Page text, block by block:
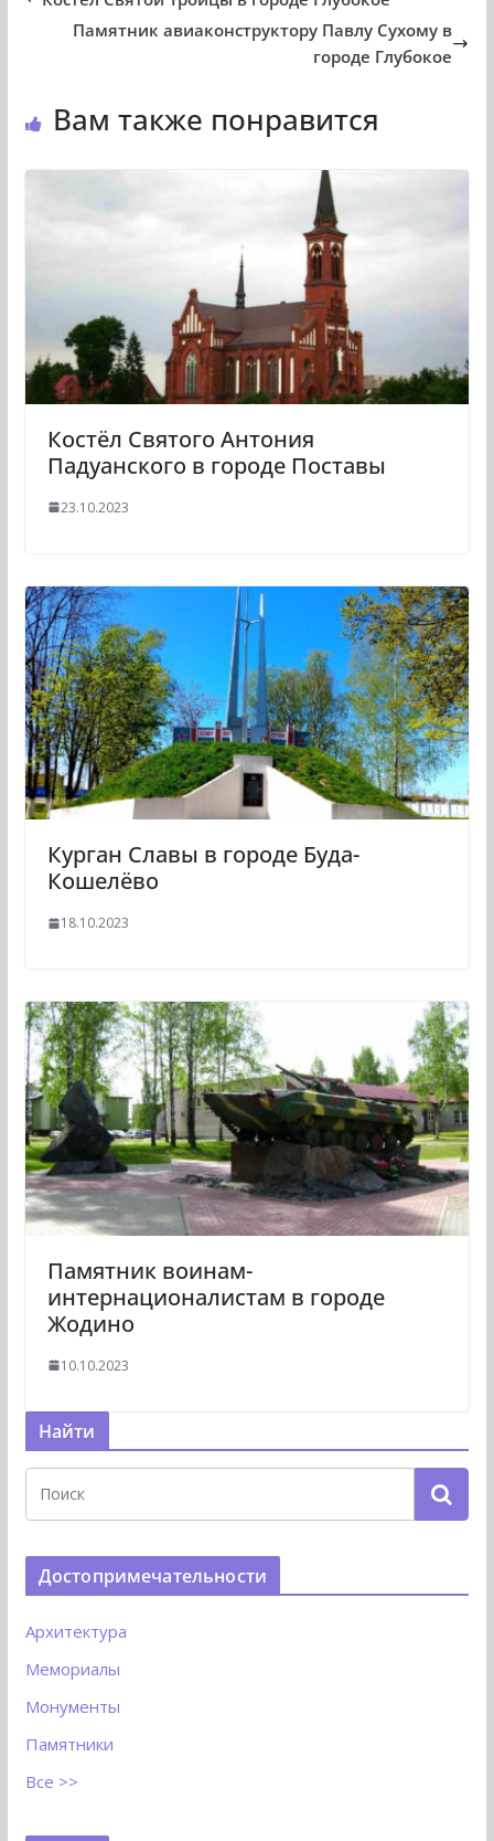
Памятник авиаконструктору Павлу Сухому в
городе Глубокое
Вам также понравится
Костёл Святого Антония
Падуанского в городе Поставы
23.10.2023
Курган Славы в городе Буда-
Кошелёво
18.10.2023
Памятник воинам-
интернационалистам в городе
Жодино
10.10.2023
Найти
Достопримечательности
Архитектура
Мемориалы
Монументы
Памятники
Все >>